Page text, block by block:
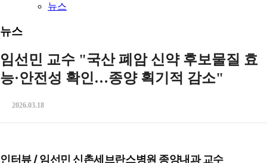
뉴스
뉴스
임선민 교수 "국산 폐암 신약 후보물질 효
능·안전성 확인…종양 획기적 감소"
2026.03.18
인터뷰 / 임선민 신촌세브란스병원 종양내과 교수